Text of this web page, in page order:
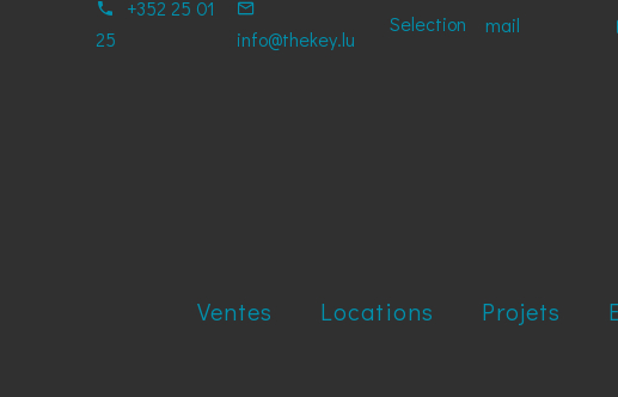
+352 25 01
25
info@thekey.lu
Selection mail
Ventes Locations Projets